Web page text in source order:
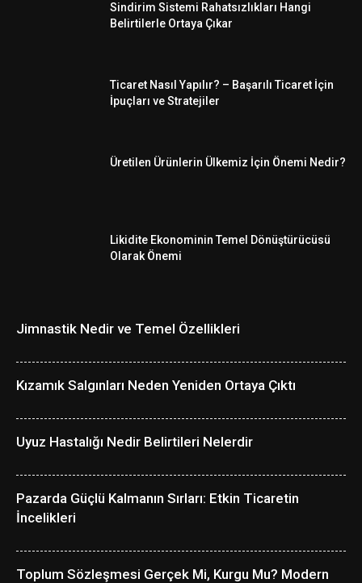
Sindirim Sistemi Rahatsızlıkları Hangi
Belirtilerle Ortaya Çıkar
Ticaret Nasıl Yapılır? – Başarılı Ticaret İçin
İpuçları ve Stratejiler
Üretilen Ürünlerin Ülkemiz İçin Önemi Nedir?
Likidite Ekonominin Temel Dönüştürücüsü
Olarak Önemi
Jimnastik Nedir ve Temel Özellikleri
Kızamık Salgınları Neden Yeniden Ortaya Çıktı
Uyuz Hastalığı Nedir Belirtileri Nelerdir
Pazarda Güçlü Kalmanın Sırları: Etkin Ticaretin
İncelikleri
Toplum Sözleşmesi Gerçek Mi, Kurgu Mu? Modern